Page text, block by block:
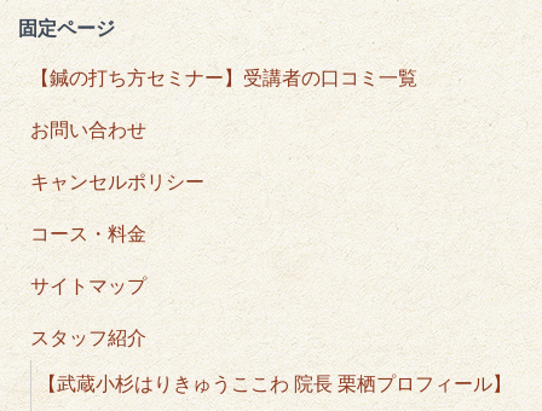
固定ページ
【鍼の打ち方セミナー】受講者の口コミ一覧
お問い合わせ
キャンセルポリシー
コース・料金
サイトマップ
スタッフ紹介
【武蔵小杉はりきゅうここわ 院長 栗栖プロフィール】